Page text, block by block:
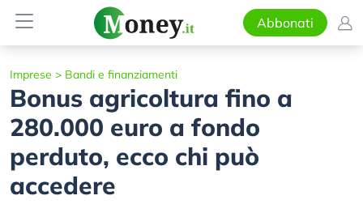
Abbonati
Imprese > Bandi e finanziamenti
Bonus agricoltura fino a
280.000 euro a fondo
perduto, ecco chi può
accedere